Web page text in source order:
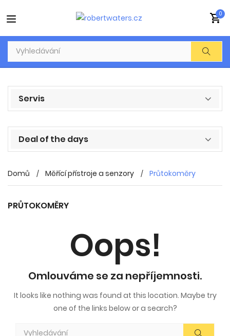
0
Servis
Deal of the days
Domů Měřící přístroje a senzory Průtokoměry
PRŮTOKOMĚRY
Oops!
Omlouváme se za nepříjemnosti.
It looks like nothing was found at this location. Maybe try
one of the links below or a search?